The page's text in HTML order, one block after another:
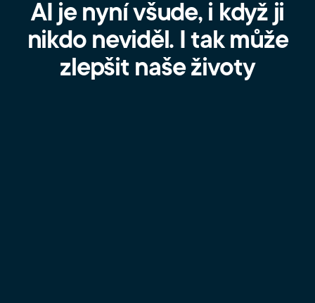
AI je nyní všude, i když ji
nikdo neviděl. I tak může
zlepšit naše životy